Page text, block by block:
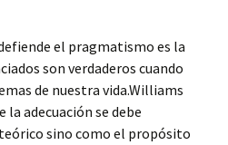
el pragmatismo es la
son verdaderos cuando
de nuestra vida.Williams
la adecuación se debe
sino como el propósito